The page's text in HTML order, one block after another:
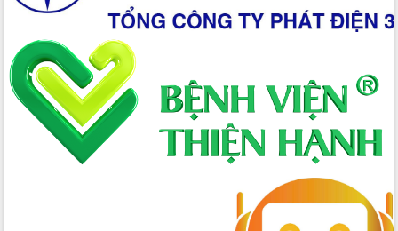
Lấy ý kiến điều chỉnh Quy hoạch tỉnh
Đắk Lắk thời kỳ 2021-2030, tầm nhìn
đến năm 2050
Phát động chiến dịch 30 ngày đêm
giải phóng mặt bằng Tuyến đường bộ
ven biển
Đắk Lắk nỗ lực thúc đẩy tăng trưởng
kinh tế từ 10% trở lên trong Quý